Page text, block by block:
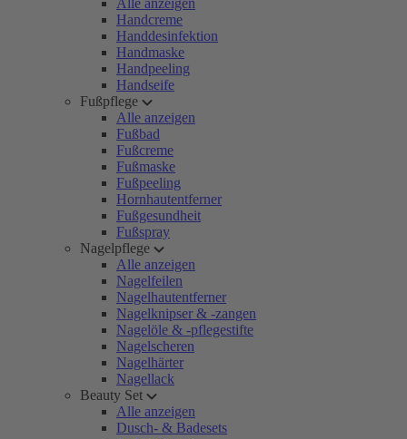
Alle anzeigen
Handcreme
Handdesinfektion
Handmaske
Handpeeling
Handseife
Fußpflege
Alle anzeigen
Fußbad
Fußcreme
Fußmaske
Fußpeeling
Hornhautentferner
Fußgesundheit
Fußspray
Nagelpflege
Alle anzeigen
Nagelfeilen
Nagelhautentferner
Nagelknipser & -zangen
Nagelöle & -pflegestifte
Nagelscheren
Nagelhärter
Nagellack
Beauty Set
Alle anzeigen
Dusch- & Badesets